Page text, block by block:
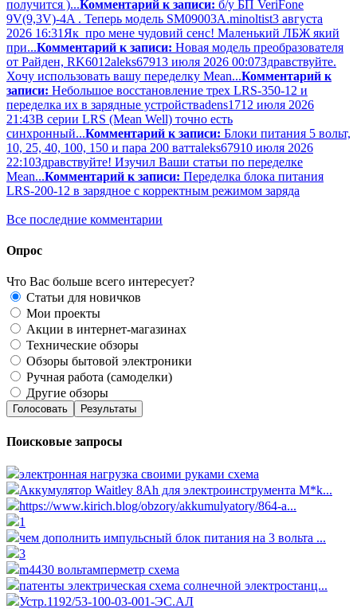
получится )...Комментарий к записи: б/у БП VeriFone
9V(9,3V)-4A . Теперь модель SM09003A.minoltist3 августа
2026 16:31 Як про мене чудовий сенс! Маленький ЛБЖ який
при...Комментарий к записи: Новая модель преобразователя
от Райден, RK6012aleks67913 июля 2026 00:07Здравствуйте.
Хочу использовать вашу переделку Mean...Комментарий к
записи: Небольшое восстановление трех LRS-350-12 и
переделка их в зарядные устройстваdens1712 июля 2026
21:43В серии LRS (Mean Well) точно есть
синхронный...Комментарий к записи: Блоки питания 5 вольт,
10, 25, 40, 100, 150 и пара 200 ваттaleks67910 июля 2026
22:10Здравствуйте! Изучил Ваши статьи по переделке
Mean...Комментарий к записи: Переделка блока питания
LRS-200-12 в зарядное с корректным режимом заряда
Все последние комментарии
Опрос
Что Вас больше всего интересует?
Статьи для новичков
Мои проекты
Акции в интернет-магазинах
Технические обзоры
Обзоры бытовой электроники
Ручная работа (самоделки)
Другие обзоры
Голосовать Результаты
Поисковые запросы
электронная нагрузка своими руками схема
Аккумулятор Waitley 8Ah для электроинструмента M*k...
https://www.kirich.blog/obzory/akkumulyatory/864-a...
1
чем дополнить импульсный блок питания на 3 вольта ...
3
m4430 вольтамперметр схема
патенты электрическая схема солнечной электростанц...
Устр.1192/53-100-03-001-ЭС.АЛ